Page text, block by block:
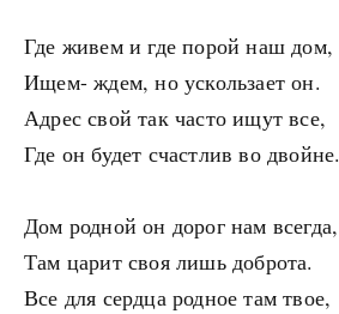
Где живем и где порой наш дом,
Ищем- ждем, но ускользает он.
Адрес свой так часто ищут все,
Где он будет счастлив во двойне.
Дом родной он дорог нам всегда,
Там царит своя лишь доброта.
Все для сердца родное там твое,